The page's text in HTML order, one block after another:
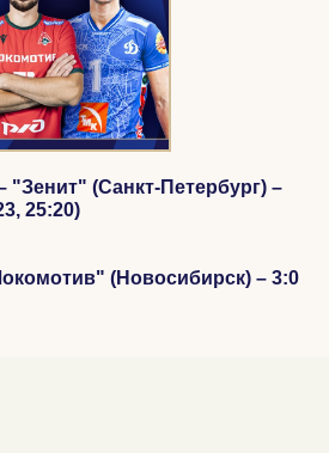
(Санкт-Петербург) –
25:20)
(Новосибирск) – 3:0